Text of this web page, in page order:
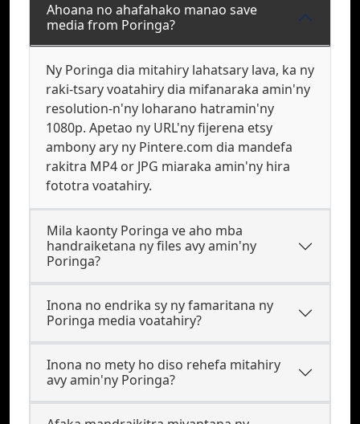
Ahoana no ahafahako manao save
media from Poringa?
Ny Poringa dia mitahiry lahatsary lava, ka ny
raki-tsary voatahiry dia mifanaraka amin'ny
resolution-n'ny loharano hatramin'ny
1080p. Apetao ny URL'ny fijerena etsy
ambony ary ny Pintere.com dia mandefa
rakitra MP4 or JPG miaraka amin'ny hira
fototra voatahiry.
Mila kaonty Poringa ve aho mba
handraiketana ny files avy amin'ny
Poringa?
Inona no endrika sy ny famaritana ny
Poringa media voatahiry?
Inona no mety ho diso rehefa mitahiry
avy amin'ny Poringa?